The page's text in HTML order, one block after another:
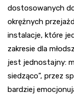
dostosowanych
okrężnych
instalacje, które
zakresie dla
jest jednostajny:
siedząco”, przez
bardziej